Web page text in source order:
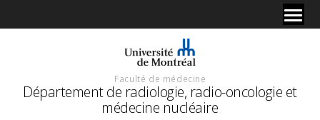
Faculté de médecine
Département de radiologie, radio-oncologie et
médecine nucléaire